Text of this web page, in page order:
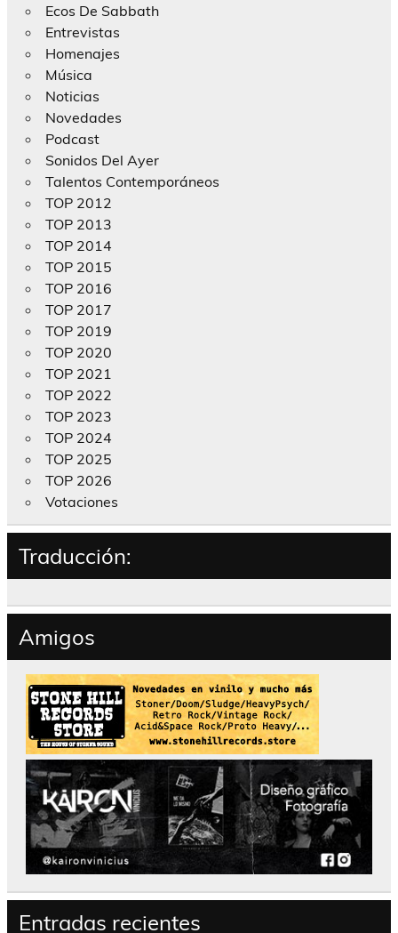
Ecos De Sabbath
Entrevistas
Homenajes
Música
Noticias
Novedades
Podcast
Sonidos Del Ayer
Talentos Contemporáneos
TOP 2012
TOP 2013
TOP 2014
TOP 2015
TOP 2016
TOP 2017
TOP 2019
TOP 2020
TOP 2021
TOP 2022
TOP 2023
TOP 2024
TOP 2025
TOP 2026
Votaciones
Traducción:
Amigos
Entradas recientes